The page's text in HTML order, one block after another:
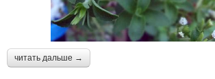
читать дальше →